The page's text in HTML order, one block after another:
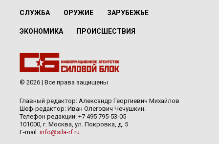
СЛУЖБА ОРУЖИЕ ЗАРУБЕЖЬЕ
ЭКОНОМИКА ПРОИСШЕСТВИЯ
© 2026 | Все права защищены
Главный редактор: Александр Георгиевич Михайлов
Шеф-редактор: Иван Олегович Чечушкин.
Телефон редакции: +7 495 795-53-05
101000, г. Москва, ул. Покровка, д. 5
E-mail: info@sila-rf.ru